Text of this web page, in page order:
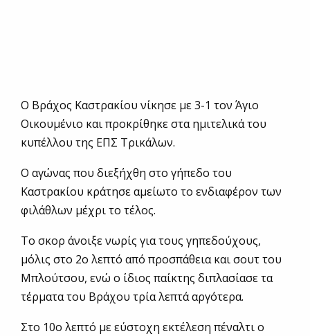
Ο Βράχος Καστρακίου νίκησε με 3-1 τον Άγιο
Οικουμένιο και προκρίθηκε στα ημιτελικά του
κυπέλλου της ΕΠΣ Τρικάλων.
Ο αγώνας που διεξήχθη στο γήπεδο του
Καστρακίου κράτησε αμείωτο το ενδιαφέρον των
φιλάθλων μέχρι το τέλος.
Το σκορ άνοιξε νωρίς για τους γηπεδούχους,
μόλις στο 2ο λεπτό από προσπάθεια και σουτ του
Μπλούτσου, ενώ ο ίδιος παίκτης διπλασίασε τα
τέρματα του Βράχου τρία λεπτά αργότερα.
Στο 10ο λεπτό με εύστοχη εκτέλεση πέναλτι ο